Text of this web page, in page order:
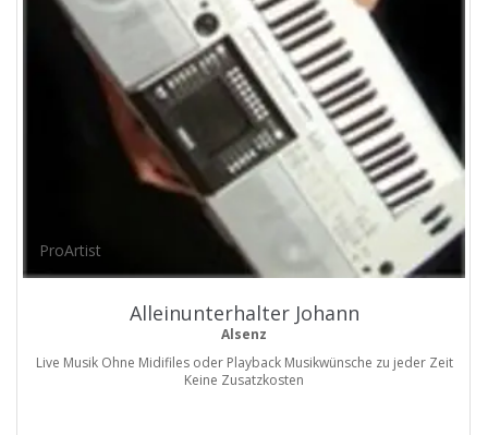
ProArtist
Alleinunterhalter Johann
Alsenz
Live Musik Ohne Midifiles oder Playback Musikwünsche zu jeder Zeit
Keine Zusatzkosten